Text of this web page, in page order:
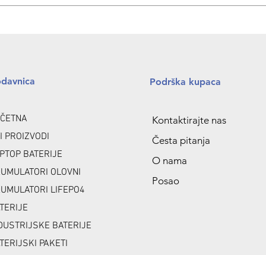
PROIZVODI
BATERIJE
OLOVNI
LIFEPO4
BATERIJE
PAKETI
Podrška kupaca
Kontaktirajte nas
Česta pitanja
O nama
Posao